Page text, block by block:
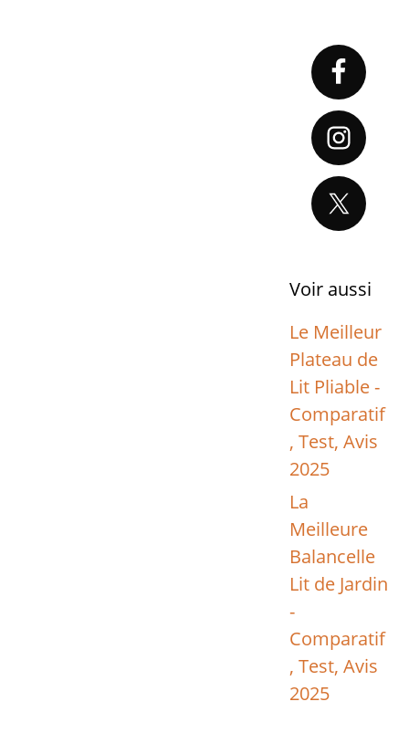
Primary
Sidebar
Voir aussi
Le Meilleur
Plateau de
Lit Pliable -
Comparatif
, Test, Avis
2025
La
Meilleure
Balancelle
Lit de Jardin
-
Comparatif
, Test, Avis
2025